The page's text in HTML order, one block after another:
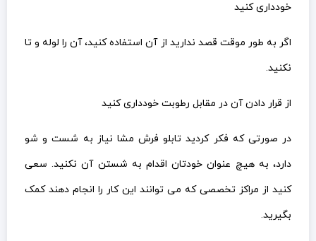
خودداری کنید
اگر به طور موقت قصد ندارید از آن استفاده کنید، آن را لوله و تا
نکنید.
از قرار دادن آن در مقابل رطوبت خودداری کنید
در صورتی که فکر کردید تابلو فرش مشا نیاز به شست و شو
دارد، به هیچ عنوان خودتان اقدام به شستن آن نکنید. سعی
کنید از مراکز تخصصی که می توانند این کار را انجام دهند کمک
بگیرید.